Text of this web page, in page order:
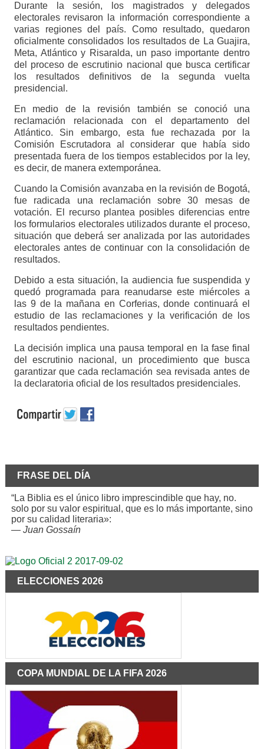
Durante la sesión, los magistrados y delegados
electorales revisaron la información correspondiente a
varias regiones del país. Como resultado, quedaron
oficialmente consolidados los resultados de La Guajira,
Meta, Atlántico y Risaralda, un paso importante dentro
del proceso de escrutinio nacional que busca certificar
los resultados definitivos de la segunda vuelta
presidencial.
En medio de la revisión también se conoció una
reclamación relacionada con el departamento del
Atlántico. Sin embargo, esta fue rechazada por la
Comisión Escrutadora al considerar que había sido
presentada fuera de los tiempos establecidos por la ley,
es decir, de manera extemporánea.
Cuando la Comisión avanzaba en la revisión de Bogotá,
fue radicada una reclamación sobre 30 mesas de
votación. El recurso plantea posibles diferencias entre
los formularios electorales utilizados durante el proceso,
situación que deberá ser analizada por las autoridades
electorales antes de continuar con la consolidación de
resultados.
Debido a esta situación, la audiencia fue suspendida y
quedó programada para reanudarse este miércoles a
las 9 de la mañana en Corferias, donde continuará el
estudio de las reclamaciones y la verificación de los
resultados pendientes.
La decisión implica una pausa temporal en la fase final
del escrutinio nacional, un procedimiento que busca
garantizar que cada reclamación sea revisada antes de
la declaratoria oficial de los resultados presidenciales.
FRASE DEL DÍA
“La Biblia es el único libro imprescindible que hay, no.
solo por su valor espiritual, que es lo más importante, sino
por su calidad literaria»:
— Juan Gossaín
ELECCIONES 2026
COPA MUNDIAL DE LA FIFA 2026